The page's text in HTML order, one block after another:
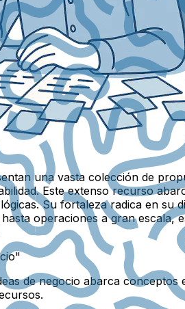
una vasta colección de
Este extenso recurso
Su fortaleza radica en su
operaciones a gran escala,
de negocio abarca